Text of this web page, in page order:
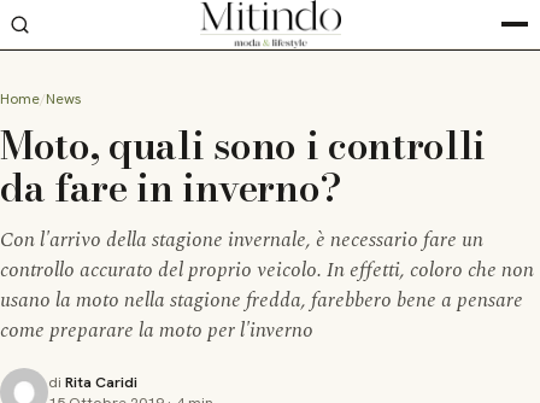
Home News
Moto, quali sono i controlli
da fare in inverno?
Con l'arrivo della stagione invernale, è necessario fare un
controllo accurato del proprio veicolo. In effetti, coloro che non
usano la moto nella stagione fredda, farebbero bene a pensare
come preparare la moto per l'inverno
di Rita Caridi